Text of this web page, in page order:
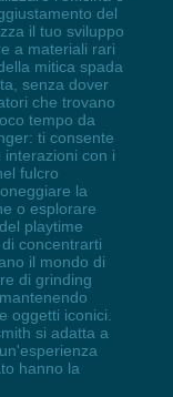
del
il tuo sviluppo
a materiali rari
mitica spada
senza dover
che trovano
tempo da
ti consente
con i
fulcro
la
o esplorare
playtime
concentrarti
il mondo di
di grinding
oggetti iconici.
si adatta a
hanno la